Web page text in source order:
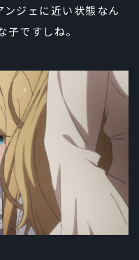
ンジェに近い状態なん
ですしね。